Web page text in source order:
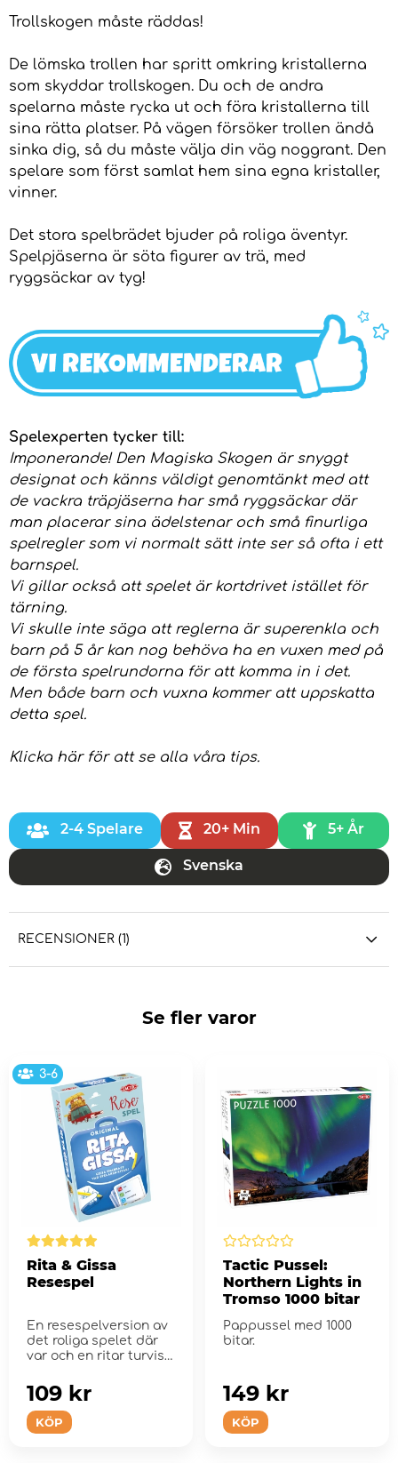
Trollskogen måste räddas!
De lömska trollen har spritt omkring kristallerna
som skyddar trollskogen. Du och de andra
spelarna måste rycka ut och föra kristallerna till
sina rätta platser. På vägen försöker trollen ändå
sinka dig, så du måste välja din väg noggrant. Den
spelare som först samlat hem sina egna kristaller,
vinner.
Det stora spelbrädet bjuder på roliga äventyr.
Spelpjäserna är söta figurer av trä, med
ryggsäckar av tyg!
Spelexperten tycker till:
Imponerande! Den Magiska Skogen är snyggt
designat och känns väldigt genomtänkt med att
de vackra träpjäserna har små ryggsäckar där
man placerar sina ädelstenar och små finurliga
spelregler som vi normalt sätt inte ser så ofta i ett
barnspel.
Vi gillar också att spelet är kortdrivet istället för
tärning.
Vi skulle inte säga att reglerna är superenkla och
barn på 5 år kan nog behöva ha en vuxen med på
de första spelrundorna för att komma in i det.
Men både barn och vuxna kommer att uppskatta
detta spel.
Klicka här för att se alla våra tips.
2-4 Spelare 20+ Min 5+ År
Svenska
RECENSIONER (1)
Se fler varor
3-6
Rita & Gissa
Resespel
En resespelversion av
det roliga spelet där
var och en ritar turvis
KÖP
109 kr
Tactic Pussel:
Northern Lights in
Tromso 1000 bitar
Pappussel med 1000
bitar.
KÖP
149 kr